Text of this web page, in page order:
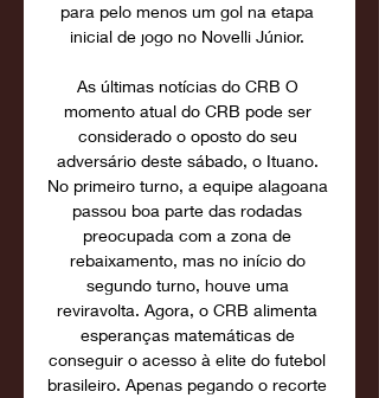
para pelo menos um gol na etapa
inicial de jogo no Novelli Júnior.
As últimas notícias do CRB O
momento atual do CRB pode ser
considerado o oposto do seu
adversário deste sábado, o Ituano.
No primeiro turno, a equipe alagoana
passou boa parte das rodadas
preocupada com a zona de
rebaixamento, mas no início do
segundo turno, houve uma
reviravolta. Agora, o CRB alimenta
esperanças matemáticas de
conseguir o acesso à elite do futebol
brasileiro. Apenas pegando o recorte